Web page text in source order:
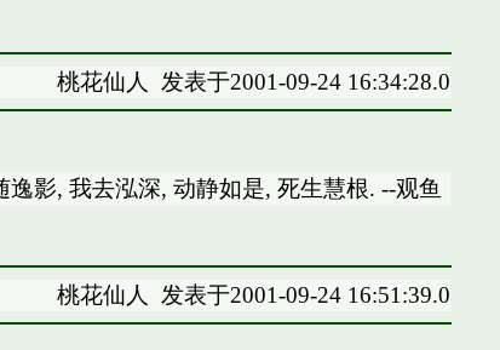
桃花仙人 发表于2001-09-24 16:34:28.0
影, 我去泓深, 动静如是, 死生慧根. --观鱼
桃花仙人 发表于2001-09-24 16:51:39.0